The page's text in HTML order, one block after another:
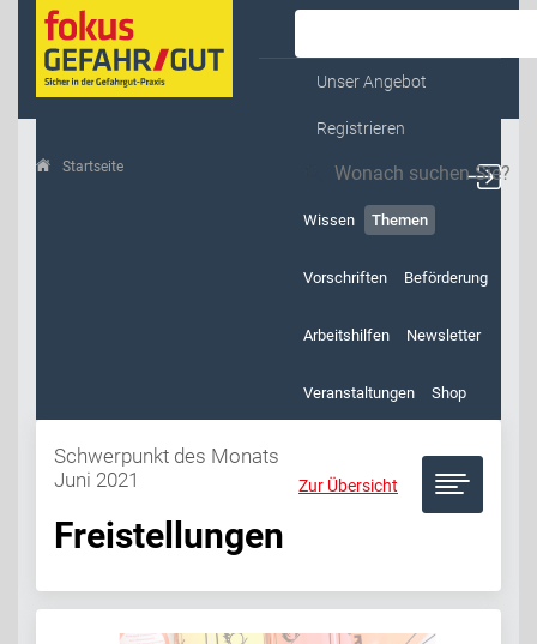
Unser Angebot
Registrieren
Wissen Themen
Vorschriften Beförderung
Arbeitshilfen Newsletter
Veranstaltungen Shop
Startseite Schwerpunkt des Monats Juni 2021
Zur Übersicht
Schwerpunkt des Monats
Juni 2021
Freistellungen